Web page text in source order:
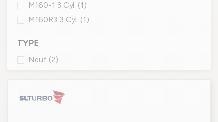
M160-1 3 Cyl. (1)
M160R3 3 Cyl. (1)
TYPE
Neuf (2)